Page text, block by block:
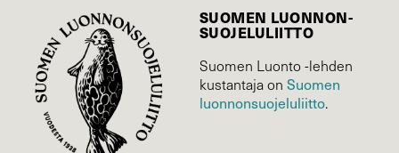
SUOMEN LUONNON­
SUOJELU­LIITTO
Suomen Luonto -lehden
kustantaja on Suomen
luonnonsuojelu­liitto.